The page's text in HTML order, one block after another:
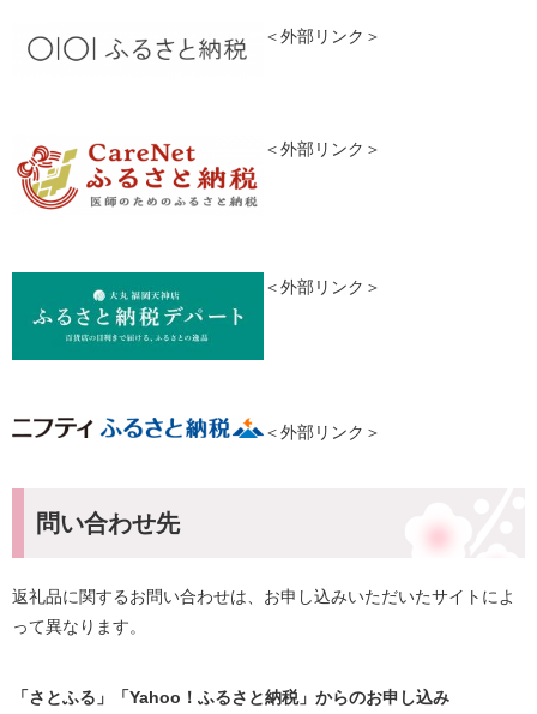
＜外部リンク＞
＜外部リンク＞
＜外部リンク＞
＜外部リンク＞
問い合わせ先
返礼品に関するお問い合わせは、お申し込みいただいたサイトによ
って異なります。
「さとふる」「Yahoo！ふるさと納税」からのお申し込み